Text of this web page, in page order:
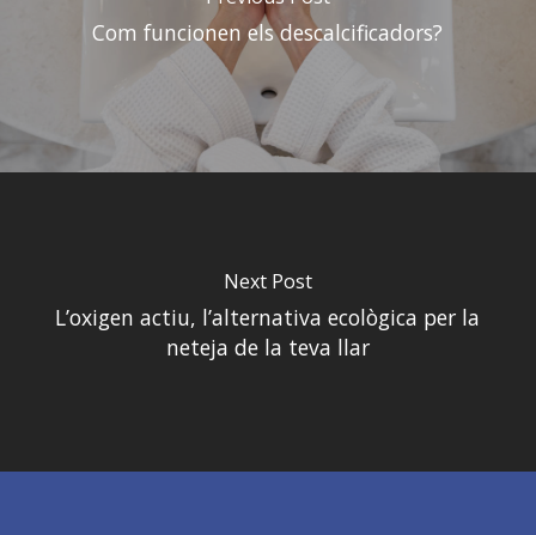
Com funcionen els descalcificadors?
Next Post
L’oxigen actiu, l’alternativa ecològica per la
neteja de la teva llar